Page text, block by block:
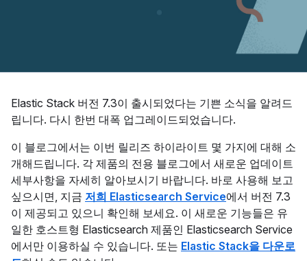
Elastic Stack 버전 7.3이 출시되었다는 기쁜 소식을 알려드
립니다. 다시 한번 대폭 업그레이드되었습니다.
이 블로그에서는 이번 릴리즈 하이라이트 몇 가지에 대해 소
개해드립니다. 각 제품의 전용 블로그에서 새로운 업데이트
세부사항을 자세히 알아보시기 바랍니다. 바로 사용해 보고
싶으시면, 지금 저희 Elasticsearch Service에서 버전 7.3
이 제공되고 있으니 확인해 보세요. 이 새로운 기능들은 유
일한 호스트형 Elasticsearch 제품인 Elasticsearch Service
에서만 이용하실 수 있습니다. 또는 Elastic Stack을 다운로